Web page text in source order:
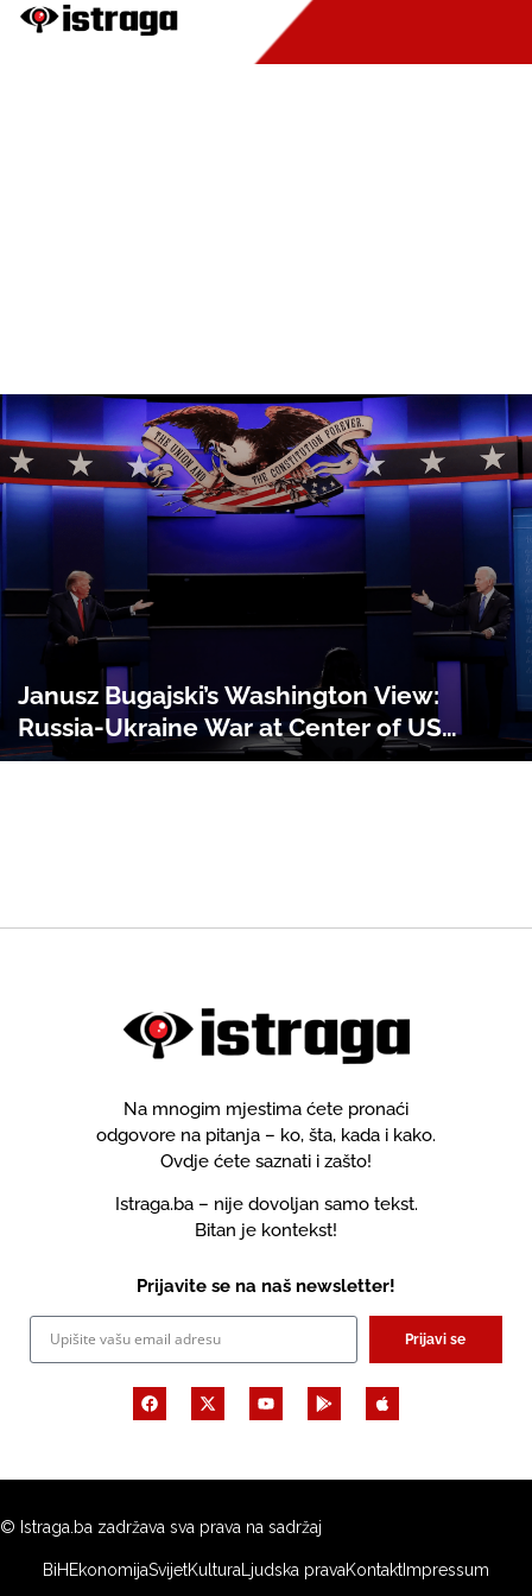
Janusz Bugajski’s Washington View:
Russia-Ukraine War at Center of US
Elections
Na mnogim mjestima ćete pronaći
odgovore na pitanja – ko, šta, kada i kako.
Ovdje ćete saznati i zašto!
Istraga.ba – nije dovoljan samo tekst.
Bitan je kontekst!
Prijavite se na naš newsletter!
Prijavi se
© Istraga.ba zadržava sva prava na sadržaj
BiHEkonomijaSvijetKulturaLjudska pravaKontaktImpressum